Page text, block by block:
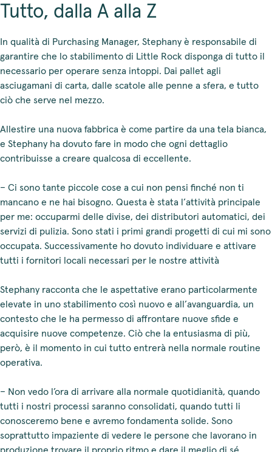
Tutto, dalla A alla Z
In qualità di Purchasing Manager, Stephany è responsabile di
garantire che lo stabilimento di Little Rock disponga di tutto il
necessario per operare senza intoppi. Dai pallet agli
asciugamani di carta, dalle scatole alle penne a sfera, e tutto
ciò che serve nel mezzo.
Allestire una nuova fabbrica è come partire da una tela bianca,
e Stephany ha dovuto fare in modo che ogni dettaglio
contribuisse a creare qualcosa di eccellente.
– Ci sono tante piccole cose a cui non pensi finché non ti
mancano e ne hai bisogno. Questa è stata l’attività principale
per me: occuparmi delle divise, dei distributori automatici, dei
servizi di pulizia. Sono stati i primi grandi progetti di cui mi sono
occupata. Successivamente ho dovuto individuare e attivare
tutti i fornitori locali necessari per le nostre attività
Stephany racconta che le aspettative erano particolarmente
elevate in uno stabilimento così nuovo e all’avanguardia, un
contesto che le ha permesso di affrontare nuove sfide e
acquisire nuove competenze. Ciò che la entusiasma di più,
però, è il momento in cui tutto entrerà nella normale routine
operativa.
– Non vedo l’ora di arrivare alla normale quotidianità, quando
tutti i nostri processi saranno consolidati, quando tutti li
conosceremo bene e avremo fondamenta solide. Sono
soprattutto impaziente di vedere le persone che lavorano in